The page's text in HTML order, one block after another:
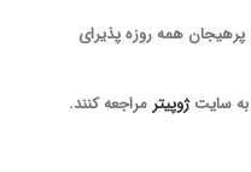
کورش با بیش از 100 بازی پرهیجان همه روزه پذیرای
به سایتژوپیترمراجعه کنند.